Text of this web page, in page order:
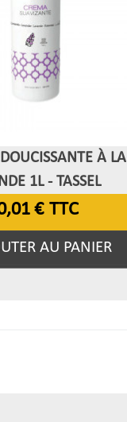
À LA
1L - TASSEL
€ TTC
AU PANIER